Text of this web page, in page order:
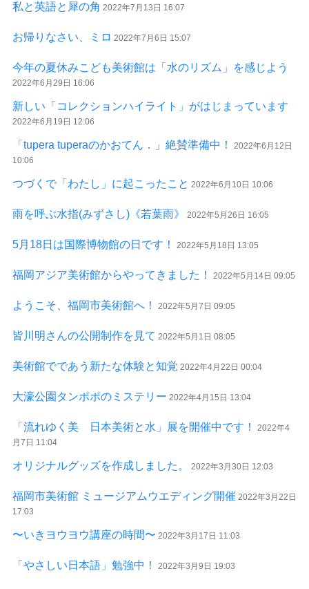
私と英語と犀の角 2022年7月13日 16:07
お帰りなさい、ミロ 2022年7月6日 15:07
今年の夏休みこども美術館は「水のリズム」を感じよう
2022年6月29日 16:06
新しい「コレクションハイライト」がはじまっています
2022年6月19日 12:06
「tupera tuperaのかおてん．」絶賛準備中！
2022年6月12日
10:06
つづくで「わたし」に起こったこと 2022年6月10日 10:06
雨を呼ぶ水指(みずさし)《若葉雨》 2022年5月26日 16:05
5月18日は国際博物館の日です！ 2022年5月18日 13:05
福岡アジア美術館からやってきました！ 2022年5月14日 09:05
ようこそ、福岡市美術館へ！ 2022年5月7日 09:05
皆川明さんの公開制作を見て 2022年5月1日 08:05
美術館でであう新たな体験と知覚 2022年4月22日 00:04
大濠公園タンポポのミステリー 2022年4月15日 13:04
「流れゆく美 日本美術と水」展を開催中です！
2022年4
月7日 11:04
オリジナルグッズを作成しました。 2022年3月30日 12:03
福岡市美術館 ミュージアムウエディング開催 2022年3月22日
17:03
〜いきヨウヨウ講座の時間〜 2022年3月17日 11:03
「やさしい日本語」勉強中！ 2022年3月9日 19:03